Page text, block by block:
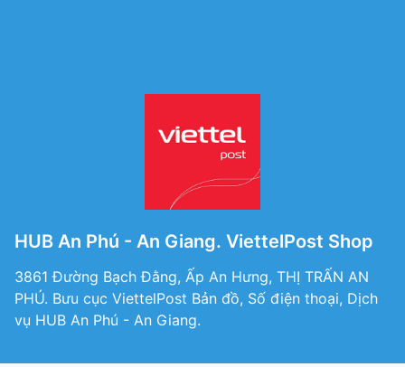
HUB An Phú - An Giang. ViettelPost Shop
3861 Đường Bạch Đằng, Ấp An Hưng, THỊ TRẤN AN
PHÚ. Bưu cục ViettelPost Bản đồ, Số điện thoại, Dịch
vụ HUB An Phú - An Giang.